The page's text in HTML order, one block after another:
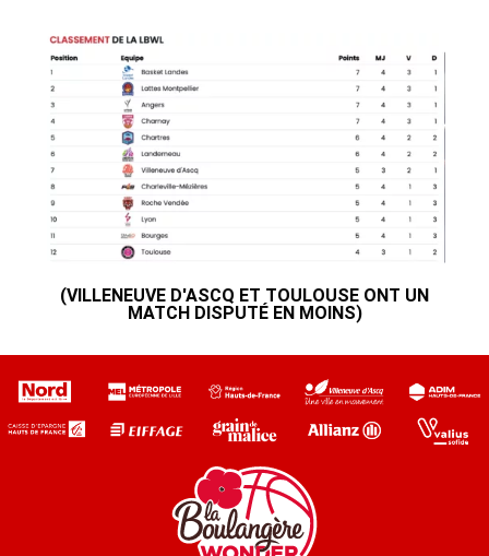
(VILLENEUVE D'ASCQ ET TOULOUSE ONT UN
MATCH DISPUTÉ EN MOINS)